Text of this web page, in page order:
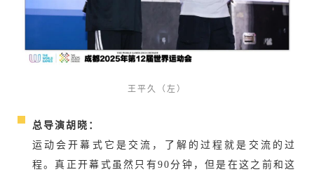
王平久（左）
总导演胡晓：
运动会开幕式它是交流，了解的过程就是交流的过
程。真正开幕式虽然只有90分钟，但是在这之前和这